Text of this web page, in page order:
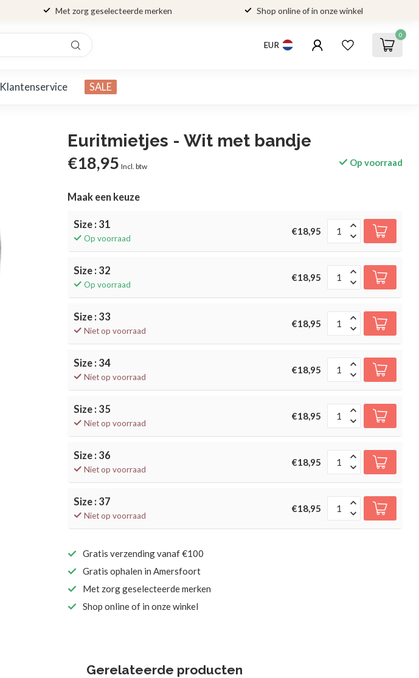
Met zorg geselecteerde merken Shop online of in onze winkel
EUR
0
Klantenservice SALE
Euritmietjes - Wit met bandje
€18,95 Incl. btw Op voorraad
Maak een keuze
Size : 31
Op voorraad
€18,95
Size : 32
Op voorraad
€18,95
Size : 33
Niet op voorraad
€18,95
Size : 34
Niet op voorraad
€18,95
Size : 35
Niet op voorraad
€18,95
Size : 36
Niet op voorraad
€18,95
Size : 37
Niet op voorraad
€18,95
Gratis verzending vanaf €100
Gratis ophalen in Amersfoort
Met zorg geselecteerde merken
Shop online of in onze winkel
Gerelateerde producten